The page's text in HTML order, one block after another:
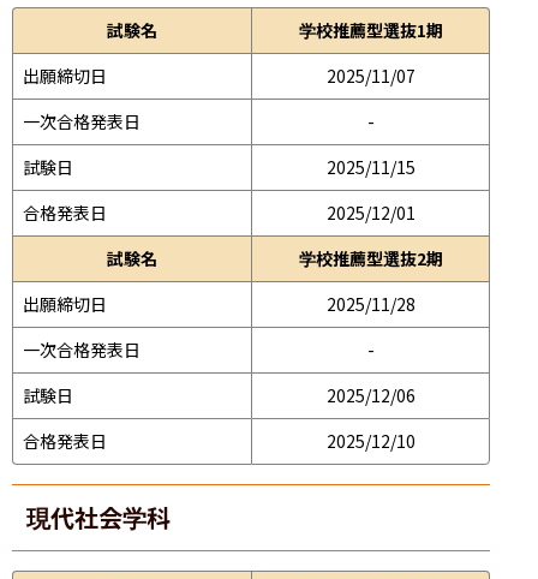
試験名
学校推薦型選抜1期
出願締切日
2025/11/07
一次合格発表日
-
試験日
2025/11/15
合格発表日
2025/12/01
試験名
学校推薦型選抜2期
出願締切日
2025/11/28
一次合格発表日
-
試験日
2025/12/06
合格発表日
2025/12/10
現代社会学科